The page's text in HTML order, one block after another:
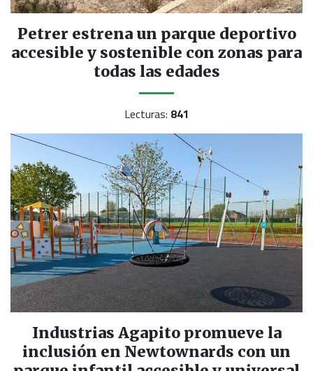
Petrer estrena un parque deportivo
accesible y sostenible con zonas para
todas las edades
Lecturas: 841
Industrias Agapito promueve la
inclusión en Newtownards con un